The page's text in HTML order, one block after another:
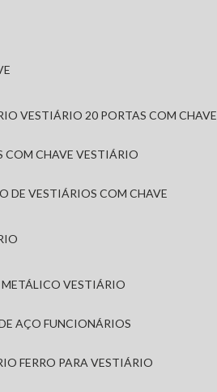
VESTIÁRIO 20 PORTAS COM CHAVE
COM CHAVE VESTIÁRIO
DE VESTIÁRIOS COM CHAVE
METÁLICO VESTIÁRIO
DE AÇO FUNCIONÁRIOS
FERRO PARA VESTIÁRIO